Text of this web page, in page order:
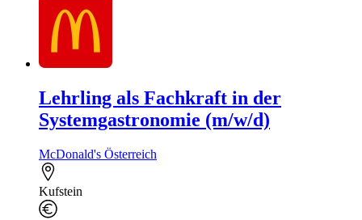
Lehrling als Fachkraft in der
Systemgastronomie (m/w/d)
McDonald's Österreich
Kufstein